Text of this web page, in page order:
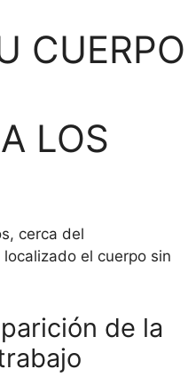
CUERPO
LOS
cerca del
el cuerpo sin
de la